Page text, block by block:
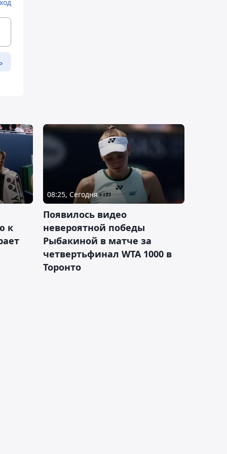
к
08:25, Сегодня
Появилось видео
невероятной победы
Рыбакиной в матче за
четвертьфинал WTA 1000 в
Торонто